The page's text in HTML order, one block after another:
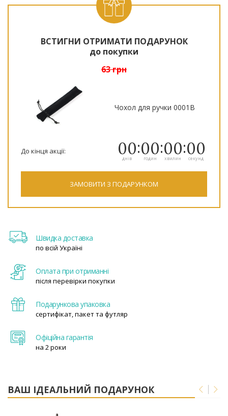
ВСТИГНИ ОТРИМАТИ ПОДАРУНОК
до покупки
63 грн
Чохол для ручки 0001B
До кінця акції: 00
днів
00
годин
00
хвилин
00
секунд
ЗАМОВИТИ З ПОДАРУНКОМ
Швидка доставка
по всій Україні
Оплата при отриманні
після перевірки покупки
Подарункова упаковка
сертифікат, пакет та футляр
Офіційна гарантія
на 2 роки
ВАШ ІДЕАЛЬНИЙ ПОДАРУНОК